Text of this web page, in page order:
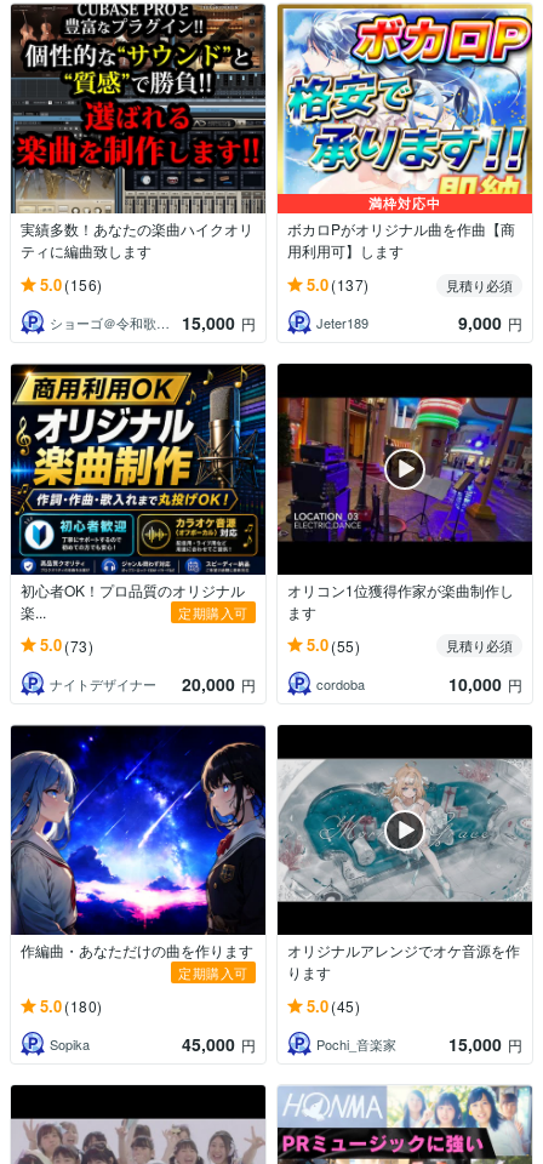
実績多数！あなたの楽曲ハイクオリ
ティに編曲致します
5.0(156)
ショーゴ＠令和歌謡・CityPop作曲家 15,000 円
満枠対応中
ボカロPがオリジナル曲を作曲【商
用利用可】します
5.0(137)
見積り必須
Jeter189
9,000 円
初心者OK！プロ品質のオリジナル
楽...
定期購入可
5.0(73)
ナイトデザイナー 20,000 円
オリコン1位獲得作家が楽曲制作し
ます
5.0(55)
見積り必須
cordoba
10,000 円
作編曲・あなただけの曲を作ります
定期購入可
5.0(180)
Sopika 45,000 円
オリジナルアレンジでオケ音源を作
ります
5.0(45)
Pochi_音楽家 15,000 円